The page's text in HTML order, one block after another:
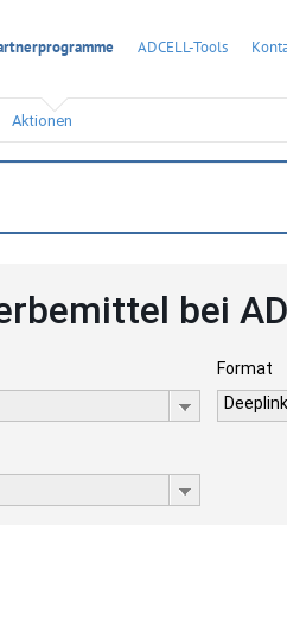
ADCELL-Tools
Aktionen
bei
Format